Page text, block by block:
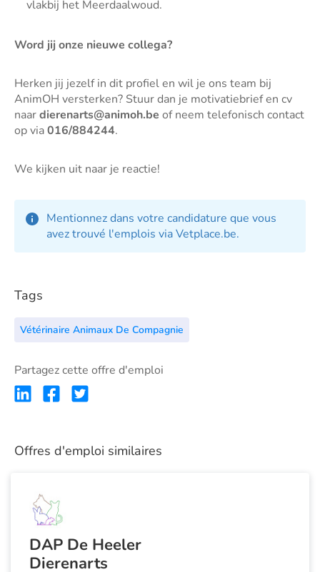
vlakbij het Meerdaalwoud.
Word jij onze nieuwe collega?
Herken jij jezelf in dit profiel en wil je ons team bij
AnimOH versterken? Stuur dan je motivatiebrief en cv
naardierenarts@animoh.be of neem telefonisch contact
op via016/884244.
We kijken uit naar je reactie!
Mentionnez dans votre candidature que vous
avez trouvé l'emplois via Vetplace.be.
Tags
Vétérinaire Animaux De Compagnie
Partagez cette offre d'emploi
Offres d'emploi similaires
DAP De Heeler
Dierenarts